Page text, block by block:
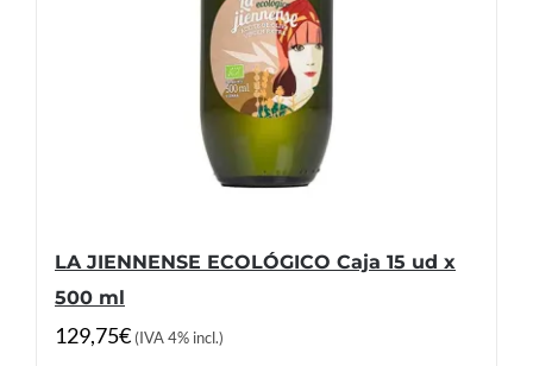
LA JIENNENSE ECOLÓGICO Caja 15 ud x
500 ml
129,75€ (IVA 4% incl.)